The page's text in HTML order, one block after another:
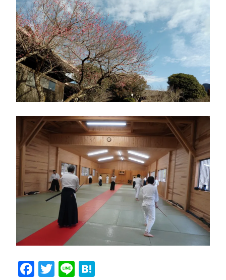
Facebook
Twitter
Line